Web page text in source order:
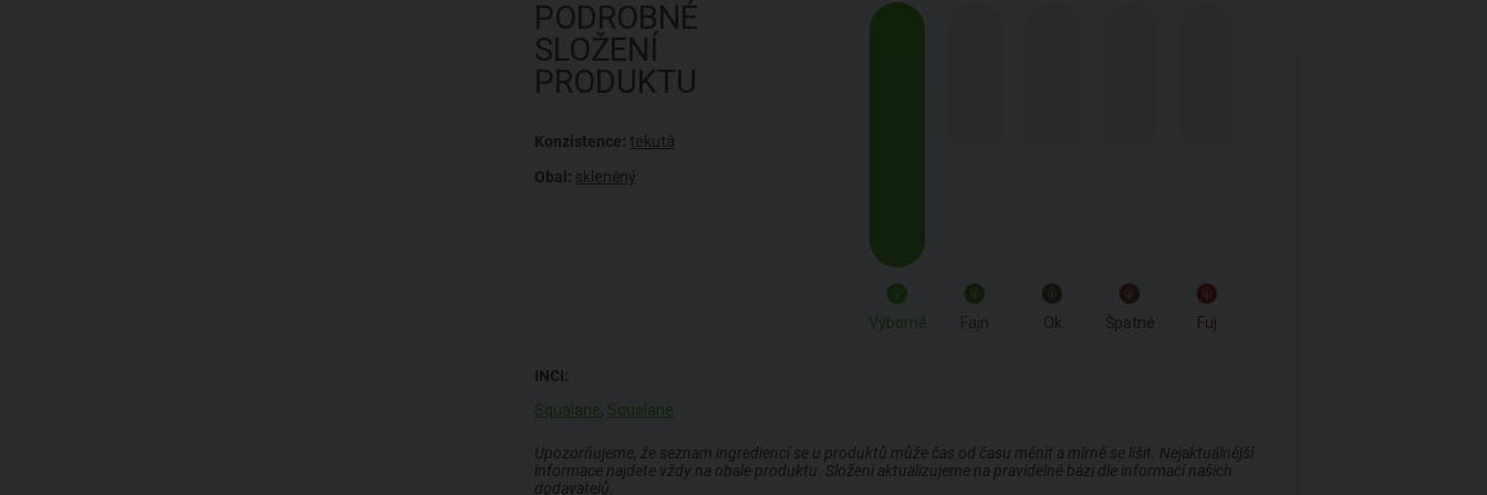
PODROBNÉ
SLOŽENÍ
PRODUKTU
Konzistence: tekutá
Obal: skleněný
Výborné Fajn Ok Špatné Fuj
INCI:
Squalane, Squalane
Upozorňujeme, že seznam ingrediencí se u produktů může čas od času měnit a mírně se lišit. Nejaktuálnější
informace najdete vždy na obale produktu. Složení aktualizujeme na pravidelné bázi dle informací našich
dodavatelů.